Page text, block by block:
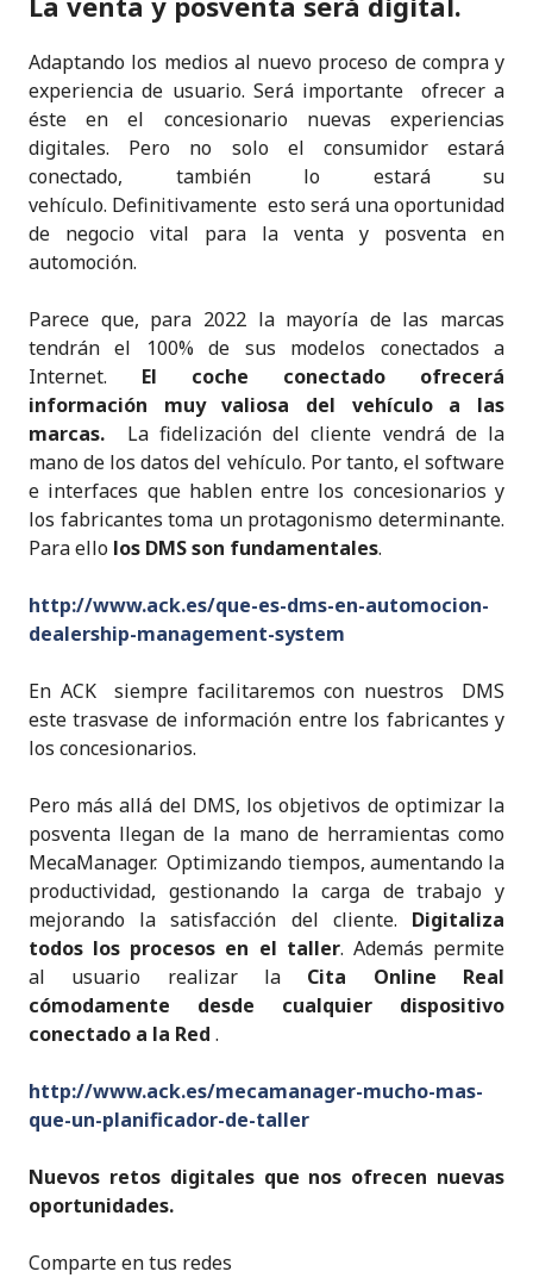
Adaptando los medios al nuevo proceso de compra y
experiencia de usuario. Será importante ofrecer a
éste en el concesionario nuevas experiencias
digitales. Pero no solo el consumidor estará
conectado, también lo estará su
vehículo. Definitivamente esto será una oportunidad
de negocio vital para la venta y posventa en
automoción.
Parece que, para 2022 la mayoría de las marcas
tendrán el 100% de sus modelos conectados a
Internet. El coche conectado ofrecerá
información muy valiosa del vehículo a las
marcas. La fidelización del cliente vendrá de la
mano de los datos del vehículo. Por tanto, el software
e interfaces que hablen entre los concesionarios y
los fabricantes toma un protagonismo determinante.
Para ello los DMS son fundamentales.
http://www.ack.es/que-es-dms-en-automocion-
dealership-management-system
En ACK siempre facilitaremos con nuestros DMS
este trasvase de información entre los fabricantes y
los concesionarios.
Pero más allá del DMS, los objetivos de optimizar la
posventa llegan de la mano de herramientas como
MecaManager. Optimizando tiempos, aumentando la
productividad, gestionando la carga de trabajo y
mejorando la satisfacción del cliente. Digitaliza
todos los procesos en el taller. Además permite
al usuario realizar la Cita Online Real
cómodamente desde cualquier dispositivo
conectado a la Red .
http://www.ack.es/mecamanager-mucho-mas-
que-un-planificador-de-taller
Nuevos retos digitales que nos ofrecen nuevas
oportunidades.
Comparte en tus redes